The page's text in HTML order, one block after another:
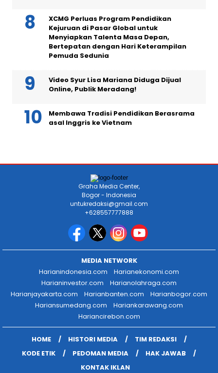
XCMG Perluas Program Pendidikan
Kejuruan di Pasar Global untuk
Menyiapkan Talenta Masa Depan,
Bertepatan dengan Hari Keterampilan
Pemuda Sedunia
Video Syur Lisa Mariana Diduga Dijual
Online, Publik Meradang!
Membawa Tradisi Pendidikan Berasrama
asal Inggris ke Vietnam
Graha Media Center,
Bogor - Indonesia
untukredaksi@gmail.com
+628557777888
MEDIA NETWORK
Harianindonesia.com
Harianekonomi.com
Harianinvestor.com
Harianolahraga.com
Harianjayakarta.com
Harianbanten.com
Harianbogor.com
Hariansumedang.com
Hariankarawang.com
Hariancirebon.com
HOME HISTORI MEDIA
TIM REDAKSI
KODE ETIK
PEDOMAN MEDIA
HAK JAWAB
KONTAK IKLAN